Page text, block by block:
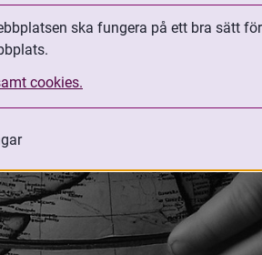
ska fungera på ett bra sätt
cookies.